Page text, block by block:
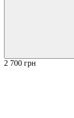
2 700 грн